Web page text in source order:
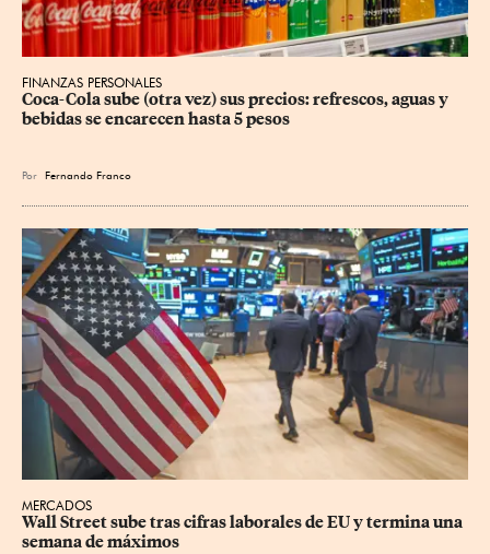
FINANZAS PERSONALES
Coca-Cola sube (otra vez) sus precios: refrescos, aguas y
bebidas se encarecen hasta 5 pesos
Por Fernando Franco
MERCADOS
Wall Street sube tras cifras laborales de EU y termina una
semana de máximos